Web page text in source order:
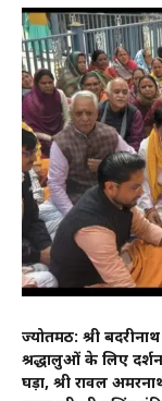
ज्योर्तिमठ: श्री
श्रद्धालुओं के लिए
घड़ा, श्री रावल